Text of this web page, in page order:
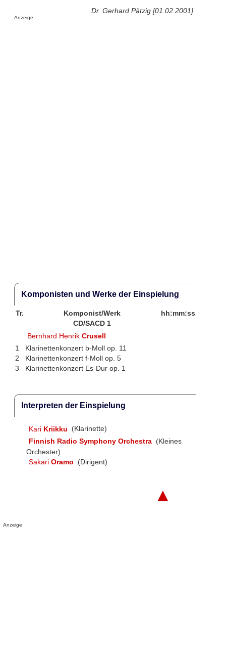
Dr. Gerhard Pätzig [01.02.2001]
Anzeige
Komponisten und Werke der Einspielung
Tr. Komponist/Werk
hh:mm:ss
CD/SACD 1
Bernhard HenrikCrusell
1
Klarinettenkonzert b-Moll op. 11
2
Klarinettenkonzert f-Moll op. 5
3
Klarinettenkonzert Es-Dur op. 1
Interpreten der Einspielung
Kari Kriikku
(Klarinette)
Finnish Radio Symphony Orchestra (Kleines
Orchester)
Sakari Oramo (Dirigent)
▲
Anzeige